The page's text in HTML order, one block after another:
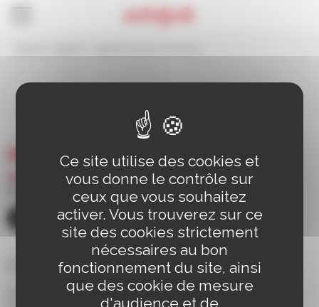
CONTACT
110 route de Bischwiller BP 98
67 302 SCHILTIGHEIM Cedex
Horaires d'ouverture de la mairie
Du Lundi au Jeudi de 8h30 à 12h et de 13h30 à 17h30
Panneau de gestion des cookies
Ce site utilise des cookies et
vous donne le contrôle sur
ceux que vous souhaitez
activer. Vous trouverez sur ce
site des cookies strictement
nécessaires au bon
fonctionnement du site, ainsi
que des cookie de mesure
d'audience et de